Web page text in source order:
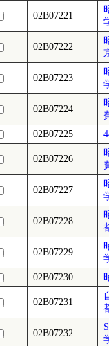
02B07221
02B07222
02B07223
02B07224
02B07225
02B07226
02B07227
02B07228
02B07229
02B07230
02B07231
02B07232